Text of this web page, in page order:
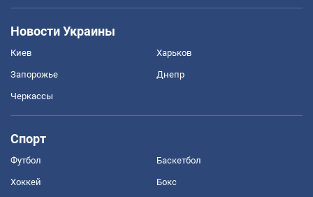
Новости Украины
Киев Харьков
Запорожье Днепр
Черкассы
Спорт
Футбол Баскетбол
Хоккей Бокс